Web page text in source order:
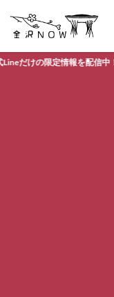
限定情報を配信中！